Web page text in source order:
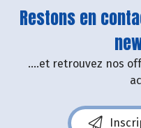
Restons en
....et retrouvez nos